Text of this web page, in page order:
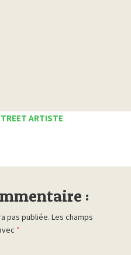
ARTISTE
:
pas publiée. Les champs
*